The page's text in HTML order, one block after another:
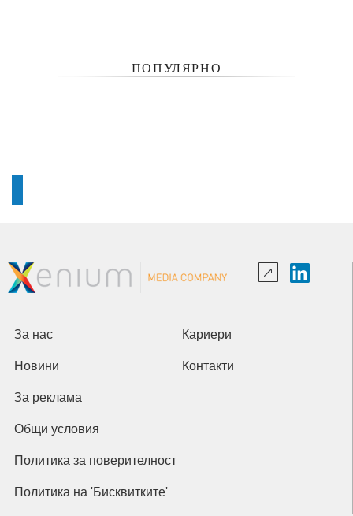
ПОПУЛЯРНО
За нас Кариери
Новини Контакти
За реклама
Общи условия
Политика за поверителност
Политика на 'Бисквитките'